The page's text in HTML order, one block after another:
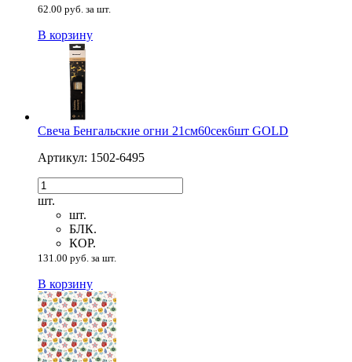
62.00 руб. за шт.
В корзину
Свеча Бенгальские огни 21см60сек6шт GOLD
Артикул: 1502-6495
шт.
шт.
БЛК.
КОР.
131.00 руб. за шт.
В корзину